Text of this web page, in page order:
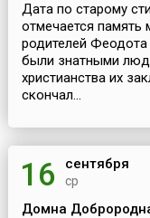
Дата по старому
отмечается память
родителей
были знатными
христианства их
скончал...
16 сентября
ср
Домна